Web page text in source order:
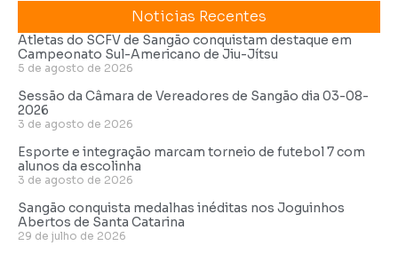
Noticias Recentes
Atletas do SCFV de Sangão conquistam destaque em
Campeonato Sul-Americano de Jiu-Jítsu
5 de agosto de 2026
Sessão da Câmara de Vereadores de Sangão dia 03-08-
2026
3 de agosto de 2026
Esporte e integração marcam torneio de futebol 7 com
alunos da escolinha
3 de agosto de 2026
Sangão conquista medalhas inéditas nos Joguinhos
Abertos de Santa Catarina
29 de julho de 2026